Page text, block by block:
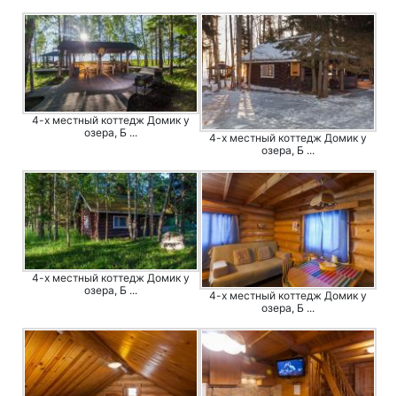
4-х местный коттедж Домик у
озера, Б ...
4-х местный коттедж Домик у
озера, Б ...
4-х местный коттедж Домик у
озера, Б ...
4-х местный коттедж Домик у
озера, Б ...